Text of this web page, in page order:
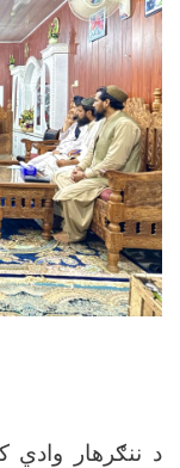
د ننګرهار وادي